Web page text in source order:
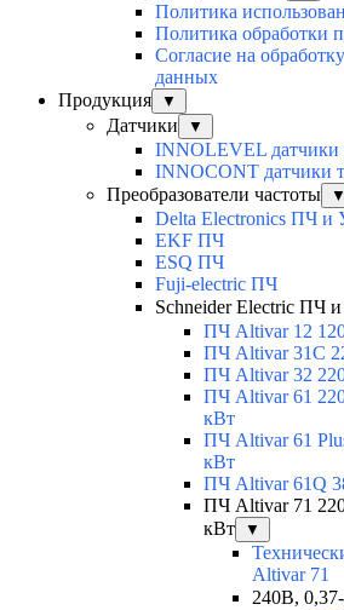
Политика
Политика обработки
Согласие на
данных
Продукция
▼
Датчики ▼
INNOLEVEL датчики
INNOCONT датчики
Преобразователи частоты
▼
Delta Electronics ПЧ
EKF ПЧ
ESQ ПЧ
Fuji-electric ПЧ
Schneider Electric ПЧ
ПЧ Altivar 12
ПЧ Altivar 31C
ПЧ Altivar 32
ПЧ Altivar 61
кВт
ПЧ Altivar 61
кВт
ПЧ Altivar 61Q
ПЧ Altivar 71
кВт
▼
Altivar 71
240В,